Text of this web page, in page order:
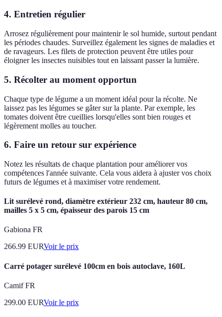
4. Entretien régulier
Arrosez régulièrement pour maintenir le sol humide, surtout pendant
les périodes chaudes. Surveillez également les signes de maladies et
de ravageurs. Les filets de protection peuvent être utiles pour
éloigner les insectes nuisibles tout en laissant passer la lumière.
5. Récolter au moment opportun
Chaque type de légume a un moment idéal pour la récolte. Ne
laissez pas les légumes se gâter sur la plante. Par exemple, les
tomates doivent être cueillies lorsqu'elles sont bien rouges et
légèrement molles au toucher.
6. Faire un retour sur expérience
Notez les résultats de chaque plantation pour améliorer vos
compétences l'année suivante. Cela vous aidera à ajuster vos choix
futurs de légumes et à maximiser votre rendement.
Lit surélevé rond, diamètre extérieur 232 cm, hauteur 80 cm,
mailles 5 x 5 cm, épaisseur des parois 15 cm
Gabiona FR
266.99 EURVoir le prix
Carré potager surélevé 100cm en bois autoclave, 160L
Camif FR
299.00 EURVoir le prix